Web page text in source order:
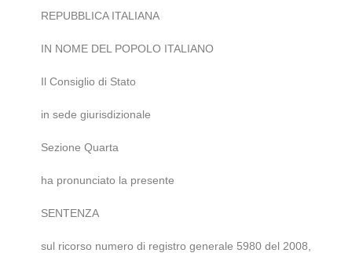
REPUBBLICA ITALIANA
IN NOME DEL POPOLO ITALIANO
Il Consiglio di Stato
in sede giurisdizionale
Sezione Quarta
ha pronunciato la presente
SENTENZA
sul ricorso numero di registro generale 5980 del 2008,